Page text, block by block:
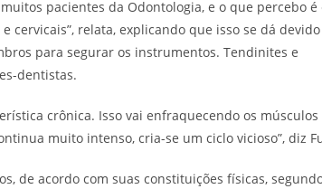
pacientes da Odontologia, e o que percebo é
cervicais”, relata, explicando que isso se dá devido
para segurar os instrumentos. Tendinites e
dentistas.
crônica. Isso vai enfraquecendo os músculos
muito intenso, cria-se um ciclo vicioso”, diz
de acordo com suas constituições físicas,